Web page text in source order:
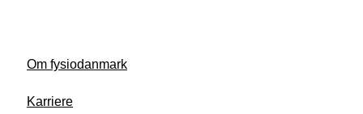
Om fysiodanmark
Karriere